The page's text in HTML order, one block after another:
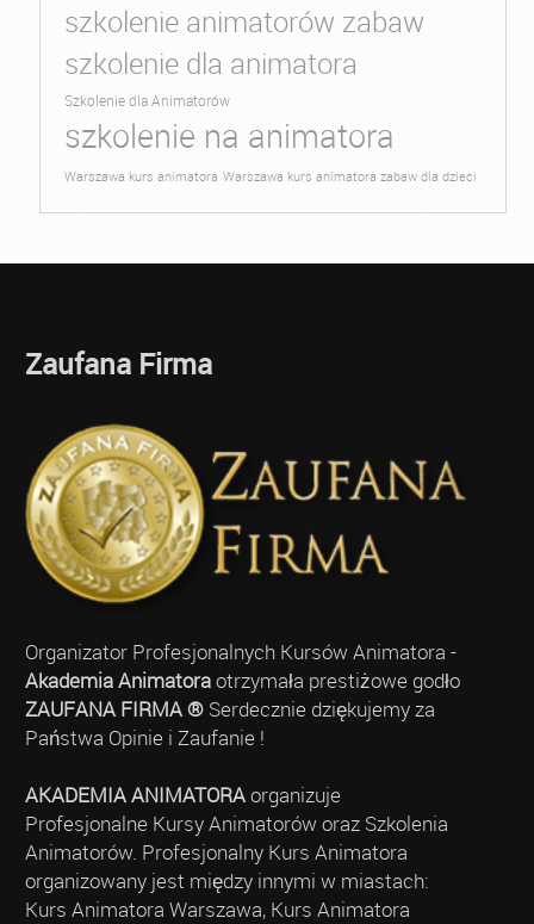
szkolenie animatorów zabaw
szkolenie dla animatora
Szkolenie dla Animatorów
szkolenie na animatora
Warszawa kurs animatora Warszawa kurs animatora zabaw dla dzieci
Zaufana Firma
Organizator Profesjonalnych Kursów Animatora -
Akademia Animatoraotrzymała prestiżowe godło
ZAUFANA FIRMA ®Serdecznie dziękujemy za
Państwa Opinie i Zaufanie !
AKADEMIA ANIMATORAorganizuje
Profesjonalne Kursy Animatorów oraz Szkolenia
Animatorów. Profesjonalny Kurs Animatora
organizowany jest między innymi w miastach:
Kurs Animatora Warszawa, Kurs Animatora